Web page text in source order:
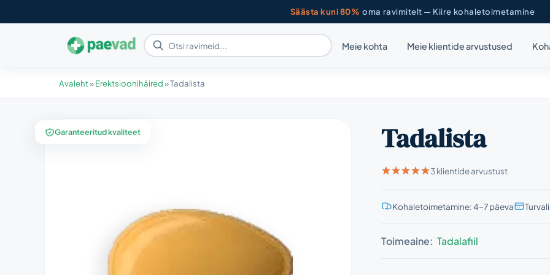
Säästa kuni 80% oma ravimitelt — Kiire kohaletoimetamine
Meie kohta Meie klientide arvustused
Avaleht»Erektsioonihäired»Tadalista
Garanteeritud kvaliteet Tadalista
3 klientide arvustust
Kohaletoimetamine: 4–7 päeva
Toimeaine: Tadalafiil